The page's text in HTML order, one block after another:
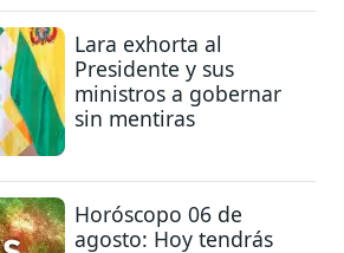
Lara exhorta al
Presidente y sus
ministros a gobernar
sin mentiras
Horóscopo 06 de
agosto: Hoy tendrás